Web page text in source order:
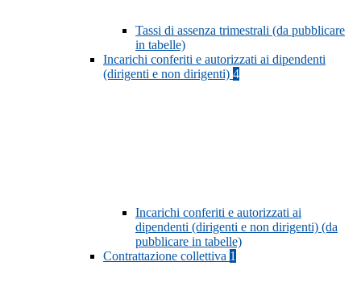
Tassi di assenza trimestrali (da pubblicare
in tabelle)
Incarichi conferiti e autorizzati ai dipendenti
(dirigenti e non dirigenti) 4
Incarichi conferiti e autorizzati ai
dipendenti (dirigenti e non dirigenti) (da
pubblicare in tabelle)
Contrattazione collettiva 1